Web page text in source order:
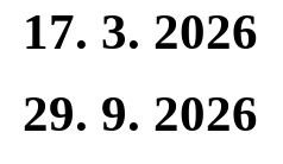
17. 3. 2026
29. 9. 2026